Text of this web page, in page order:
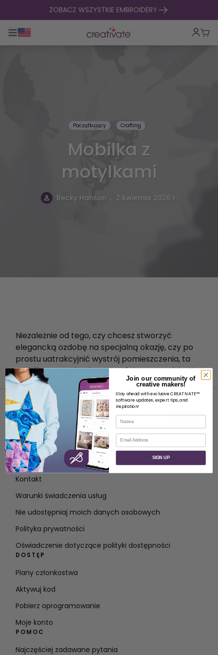
Przejdź do treściZOBACZ WSZYSTKIE EMBROIDERY
Przełącz główną nawigację
Początkujący Crafting
Mobilka z
motylkami
Becky Hanson . 2 kwietnia 2026 r.
Niezależnie od tego, czy chcesz stworzyć
elegancką ozdobę na specjalną okazję, czy po
prostu uatrakcyjnić wystrój pomieszczenia, ta
mobilka z motylami z pewnością przypadnie Ci
do gustu.
O
O SVP Worldwide
Kontakt
Warunki świadczenia usług
Nie udostępniaj moich danych osobowych
Polityka prywatności
Oświadczenie dotyczące polityki dostępności
DOSTĘP
Plany członkostwa
Aktywuj kod
Pobierz oprogramowanie
Moje konto
POMOC
Najczęściej zadawane pytania
Join our community of
creative makers!
Stay ahead with exclusive CREATIVATE™
software updates, expert tips, and
inspiration!
Nazwa
E-mail
SIGN UP